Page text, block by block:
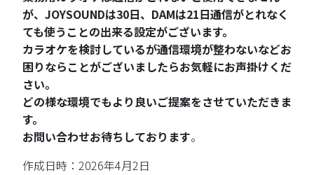
が、JOYSOUNDは30日、DAMは21日通信がとれなく
ても使うことの出来る設定がございます。
カラオケを検討しているが通信環境が整わないなどお
困りならことがございましたらお気軽にお声掛けくだ
さい。
どの様な環境でもより良いご提案をさせていただきま
す。
お問い合わせお待ちしております。
作成日時：2026年4月2日